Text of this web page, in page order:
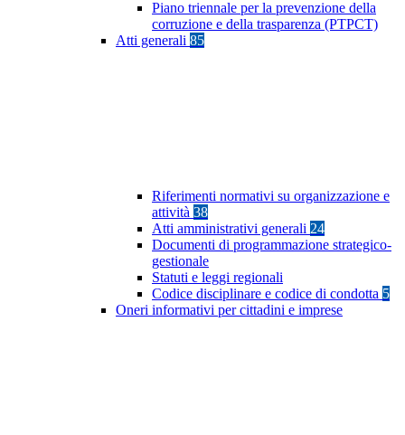
Piano triennale per la prevenzione della
corruzione e della trasparenza (PTPCT)
Atti generali 85
Riferimenti normativi su organizzazione e
attività 38
Atti amministrativi generali 24
Documenti di programmazione strategico-
gestionale
Statuti e leggi regionali
Codice disciplinare e codice di condotta 5
Oneri informativi per cittadini e imprese